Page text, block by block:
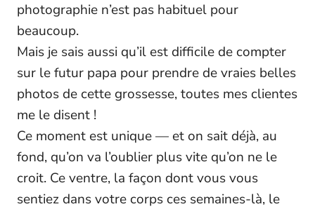
photographie n’est pas habituel pour
beaucoup.
Mais je sais aussi qu’il est difficile de compter
sur le futur papa pour prendre de vraies belles
photos de cette grossesse, toutes mes clientes
me le disent !
Ce moment est unique — et on sait déjà, au
fond, qu’on va l’oublier plus vite qu’on ne le
croit. Ce ventre, la façon dont vous vous
sentiez dans votre corps ces semaines-là, le